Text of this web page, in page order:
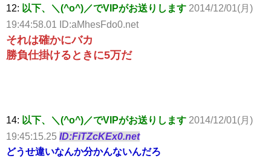
12: 以下、＼(^o^)／でVIPがお送りします 2014/12/01(月)
19:44:58.01 ID:aMhesFdo0.net
それは確かにバカ
勝負仕掛けるときに5万だ
14: 以下、＼(^o^)／でVIPがお送りします 2014/12/01(月)
19:45:15.25 ID:FiTZcKEx0.net
どうせ違いなんか分かんないんだろ